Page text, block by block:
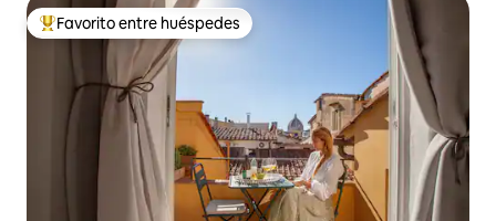
De los mejores en Favorito entre huéspedes
Favorito entre huéspedes